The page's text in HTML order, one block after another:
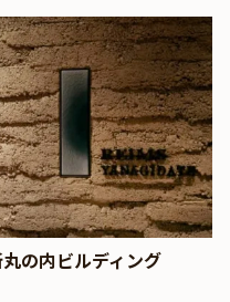
の内ビルディング